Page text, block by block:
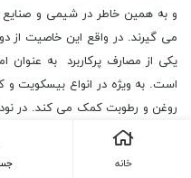
و به همین خاطر در شیمی و صنایع
می گیرند. در واقع این خاصیت از
یکی از مصارف پرکاربرد به عنوان
است. به ویژه در انواع بیسکویت و
روغن و رطوبت کمک می کند. در
از لسیتین سویا استفاده می
ویسکوزیته مایعات، اهمیت این
خانه